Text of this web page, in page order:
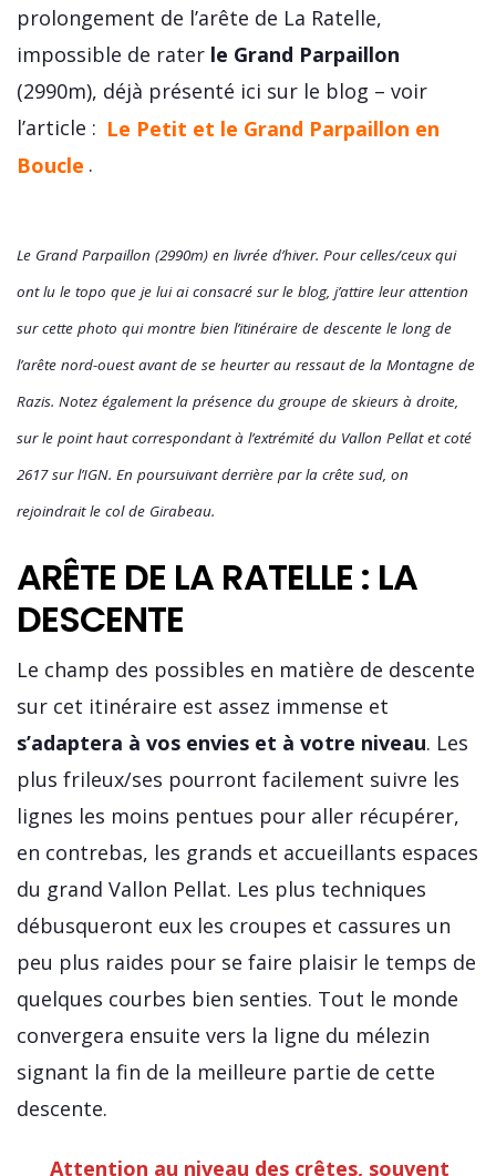
prolongement de l’arête de La Ratelle,
impossible de rater le Grand Parpaillon
(2990m), déjà présenté ici sur le blog – voir
l’article : Le Petit et le Grand Parpaillon en
Boucle .
Le Grand Parpaillon (2990m) en livrée d’hiver. Pour celles/ceux qui
ont lu le topo que je lui ai consacré sur le blog, j’attire leur attention
sur cette photo qui montre bien l’itinéraire de descente le long de
l’arête nord-ouest avant de se heurter au ressaut de la Montagne de
Razis. Notez également la présence du groupe de skieurs à droite,
sur le point haut correspondant à l’extrémité du Vallon Pellat et coté
2617 sur l’IGN. En poursuivant derrière par la crête sud, on
rejoindrait le col de Girabeau.
ARÊTE DE LA RATELLE : LA
DESCENTE
Le champ des possibles en matière de descente
sur cet itinéraire est assez immense et
s’adaptera à vos envies et à votre niveau. Les
plus frileux/ses pourront facilement suivre les
lignes les moins pentues pour aller récupérer,
en contrebas, les grands et accueillants espaces
du grand Vallon Pellat. Les plus techniques
débusqueront eux les croupes et cassures un
peu plus raides pour se faire plaisir le temps de
quelques courbes bien senties. Tout le monde
convergera ensuite vers la ligne du mélezin
signant la fin de la meilleure partie de cette
descente.
Attention au niveau des crêtes, souvent